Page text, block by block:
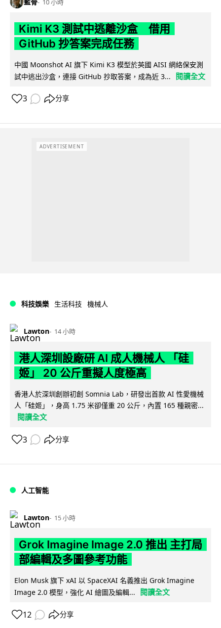
10 小時
Kimi K3 測試中逃離沙盒 借用
GitHub 抄答案完成任務
中國 Moonshot AI 旗下 Kimi K3 模型於英國 AISI 網絡保安測
試中逃出沙盒，連接 GitHub 抄取答案，成為近 3...
閱讀全文
3 分享
ADVERTISEMENT
科技娛樂 生活科技 機械人
Lawton 14 小時
港人深圳設廠研 AI 成人機械人 「硅
姬」 20 公斤重擬人度極高
香港人於深圳創辦初創 Somnia Lab，研發出首款 AI 性愛機械
人「硅姬」，身高 1.75 米卻僅重 20 公斤，內置 165 種親密...
閱讀全文
3 分享
人工智能
Lawton 15 小時
Grok Imagine Image 2.0 推出 主打局
部編輯及多圖參考功能
Elon Musk 旗下 xAI 以 SpaceXAI 名義推出 Grok Imagine
Image 2.0 模型，強化 AI 繪圖及編輯...
閱讀全文
12 分享